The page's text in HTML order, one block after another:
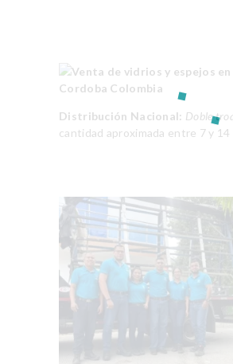
Distribución Nacional: Doble
cantidad aproximada entre 7 y 14